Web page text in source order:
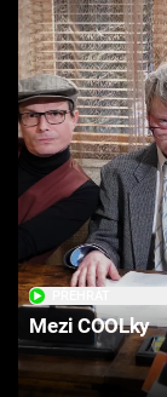
Mezi COOLky